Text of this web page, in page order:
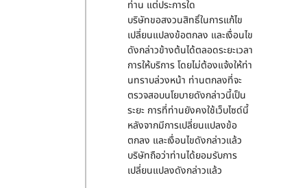
ท่าน แต่ประการใด
บริษัทขอสงวนสิทธิ์ในการแก้ไข
เปลี่ยนแปลงข้อตกลง และเงื่อนไข
ดังกล่าวข้างต้นได้ตลอดระยะเวลา
การให้บริการ โดยไม่ต้องแจ้งให้ท่า
นทราบล่วงหน้า ท่านตกลงที่จะ
ตรวจสอบนโยบายดังกล่าวนี้เป็น
ระยะ การที่ท่านยังคงใช้เว็บไซด์นี้
หลังจากมีการเปลี่ยนแปลงข้อ
ตกลง และเงื่อนไขดังกล่าวแล้ว
บริษัทถือว่าท่านได้ยอมรับการ
เปลี่ยนแปลงดังกล่าวแล้ว